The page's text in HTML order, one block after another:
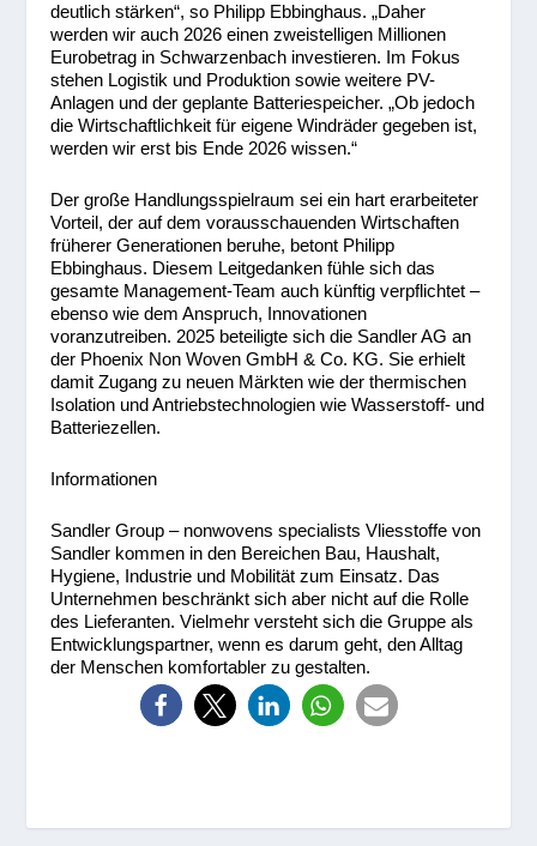
deutlich stärken“, so Philipp Ebbinghaus. „Daher
werden wir auch 2026 einen zweistelligen Millionen
Eurobetrag in Schwarzenbach investieren. Im Fokus
stehen Logistik und Produktion sowie weitere PV-
Anlagen und der geplante Batteriespeicher. „Ob jedoch
die Wirtschaftlichkeit für eigene Windräder gegeben ist,
werden wir erst bis Ende 2026 wissen.“
Der große Handlungsspielraum sei ein hart erarbeiteter
Vorteil, der auf dem vorausschauenden Wirtschaften
früherer Generationen beruhe, betont Philipp
Ebbinghaus. Diesem Leitgedanken fühle sich das
gesamte Management-Team auch künftig verpflichtet –
ebenso wie dem Anspruch, Innovationen
voranzutreiben. 2025 beteiligte sich die Sandler AG an
der Phoenix Non Woven GmbH & Co. KG. Sie erhielt
damit Zugang zu neuen Märkten wie der thermischen
Isolation und Antriebstechnologien wie Wasserstoff- und
Batteriezellen.
Informationen
Sandler Group – nonwovens specialistsVliesstoffe von
Sandler kommen in den Bereichen Bau, Haushalt,
Hygiene, Industrie und Mobilität zum Einsatz. Das
Unternehmen beschränkt sich aber nicht auf die Rolle
des Lieferanten. Vielmehr versteht sich die Gruppe als
Entwicklungspartner, wenn es darum geht, den Alltag
der Menschen komfortabler zu gestalten.